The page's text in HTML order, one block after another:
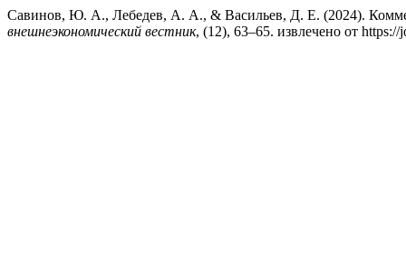
Савинов, Ю. А., Лебедев, А. А., & Васильев, Д. Е. (2024).
внешнеэкономический вестник, (12), 63–65. извлечено от